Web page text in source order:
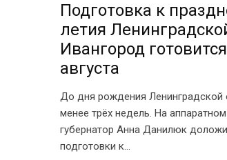
Подготовка к
летия
Ивангород
августа
До дня рождения Ленинградской
менее трёх недель. На
губернатор Анна Данилюк
подготовки к...